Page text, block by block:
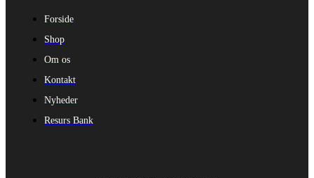
Forside
Shop
Om os
Kontakt
Nyheder
Resurs Bank